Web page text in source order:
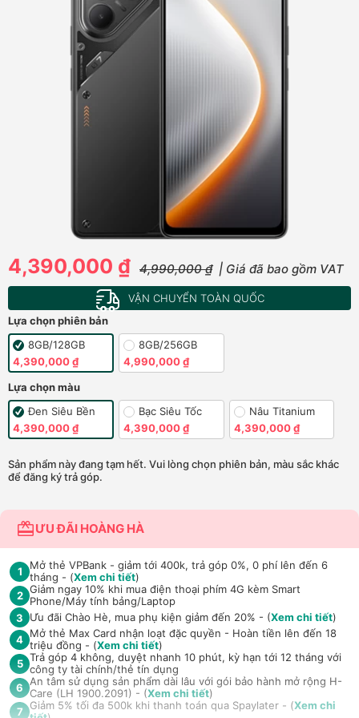
4,390,000 ₫ 4,990,000 ₫ | Giá đã bao gồm VAT
VẬN CHUYỂN TOÀN QUỐC
Lựa chọn phiên bản
8GB/128GB
4,390,000 ₫
8GB/256GB
4,990,000 ₫
Lựa chọn màu
Đen Siêu Bền
4,390,000 ₫
Bạc Siêu Tốc
4,390,000 ₫
Nâu Titanium
4,390,000 ₫
Sản phẩm này đang tạm hết. Vui lòng chọn phiên bản, màu sắc khác
để đăng ký trả góp.
ƯU ĐÃI HOÀNG HÀ
1
Mở thẻ VPBank - giảm tới 400k, trả góp 0%, 0 phí lên đến 6
tháng - (Xem chi tiết)
2 Giảm ngay 10% khi mua điện thoại phím 4G kèm Smart
Phone/Máy tính bảng/Laptop
3
Ưu đãi Chào Hè, mua phụ kiện giảm đến 20% - (Xem chi tiết)
4 Mở thẻ Max Card nhận loạt đặc quyền - Hoàn tiền lên đến 18
triệu đồng - (Xem chi tiết)
5 Trả góp 4 không, duyệt nhanh 10 phút, kỳ hạn tới 12 tháng với
công ty tài chính/thẻ tín dụng
6 An tâm sử dụng sản phẩm dài lâu với gói bảo hành mở rộng H-
Care (LH 1900.2091) - (Xem chi tiết)
7 Giảm 5% tối đa 500k khi thanh toán qua Spaylater - (Xem chi